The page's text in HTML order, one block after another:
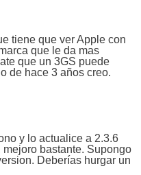
tiene que ver Apple con
que le da mas
que un 3GS puede
de hace 3 años creo.
y lo actualice a 2.3.6
bastante. Supongo
Deberías hurgar un